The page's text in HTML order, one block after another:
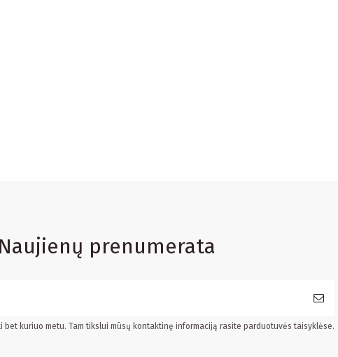
Naujienų prenumerata
bet kuriuo metu. Tam tikslui mūsų kontaktinę informaciją rasite parduotuvės taisyklėse.